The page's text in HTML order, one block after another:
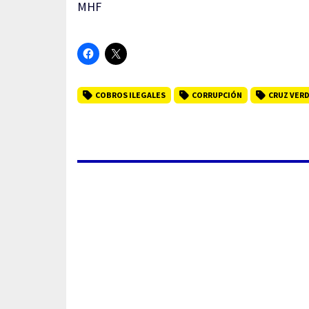
MHF
COBROS ILEGALES CORRUPCIÓN CRUZ